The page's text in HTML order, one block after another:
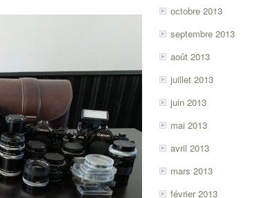
octobre 2013
septembre 2013
août 2013
juillet 2013
juin 2013
mai 2013
avril 2013
mars 2013
février 2013